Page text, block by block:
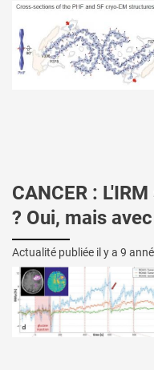
CANCER :
? Oui, mais
Actualité publiée il y a 9